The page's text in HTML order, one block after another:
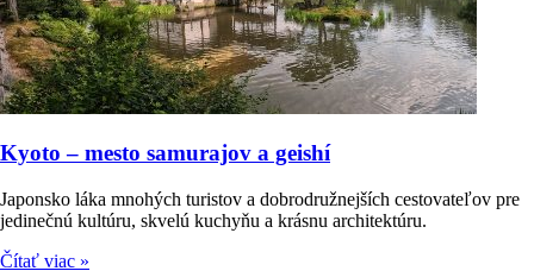
Kyoto – mesto samurajov a geishí
Japonsko láka mnohých turistov a dobrodružnejších cestovateľov pre
jedinečnú kultúru, skvelú kuchyňu a krásnu architektúru.
Čítať viac »